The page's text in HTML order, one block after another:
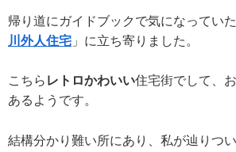
帰り道にガイドブックで気になってい
川外人住宅 」に立ち寄りました。
こちら レトロかわいい住宅街でして、
あるようです。
結構分かり難い所にあり、私が辿りつ